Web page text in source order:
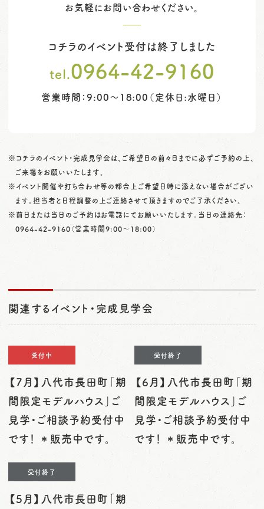
お気軽にお問い合わせください。
コチラのイベント受付は終了しました
tel.0964-42-9160
営業時間：9:00～18:00（定休日:水曜日）
※コチラのイベント・完成見学会は、ご希望日の前々日までに必ずご予約の上、
ご来場をお願いいたします。
※イベント開催や打ち合わせ等の都合上ご希望日時に添えない場合がござい
ます。担当者と日程調整の上ご連絡させて頂きますのでご了承ください。
※前日または当日のご予約はお電話にてお願いいたします。当日の連絡先：
0964-42-9160（営業時間9:00〜18:00）
関連するイベント・完成見学会
受付中
【7月】八代市長田町「期
間限定モデルハウス」ご
見学・ご相談予約受付中
です！ ＊販売中です。
受付終了
【6月】八代市長田町「期
間限定モデルハウス」ご
見学・ご相談予約受付中
です！ ＊販売中です。
受付終了
【5月】八代市長田町「期